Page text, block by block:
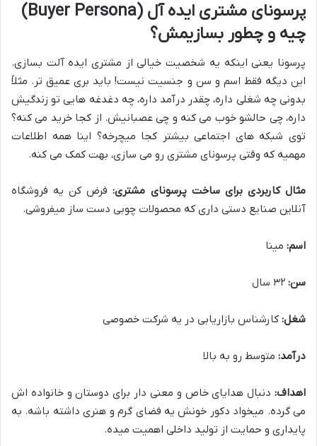
پرسونای مشتری ایده آل (Buyer Persona)
چیه و چطور بسازیمش؟
پرسونا یعنی اینکه یه شخصیت خیالی از مشتری ایده آلت بسازی.
این دیگه فقط اسم و سن و جنسیت نیست! باید بری عمیق تر. مثلاً
بدونی چه شغلی داره، چقدر درآمد داره، چه دغدغه هایی تو زندگیش
داره، چی حالشو خوب می کنه و چی عصبانیش. از کجا خرید می کنه؟
توی شبکه های اجتماعی بیشتر کجا میچرخه؟ اینا همه اطلاعات
مهمیه که وقتی پرسونای مشتری رو می سازی، بهت کمک می کنه.
مثال کاربردی برای ساخت پرسونای مشتری:فرض کن یه فروشگاه
آنلاین صنایع دستی داری که محصولات چوبی دست ساز میفروشی.
اسم: مینا
سن:
شغل: کارشناس بازاریابی در یه شرکت خصوصی
درآمد: متوسط رو به بالا
اهداف: دنبال هدایای خاص و معنی دار برای دوستان و خانواده اش
می گرده. میخواد دکور خونش یه فضای گرم و هنری داشته باشه. به
پایداری و حمایت از تولید داخلی اهمیت میده.